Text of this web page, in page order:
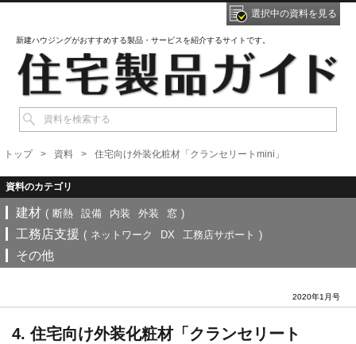
新建ハウジングがおすすめする製品・サービスを紹介するサイトです。
選択中の資料を見る
トップ 資料 住宅向け外装化粧材「クランセリートmini」
建材 ( 断熱 設備 内装 外装 窓 )
工務店支援 ( ネットワーク DX 工務店サポート )
その他
2020年1月号
4. 住宅向け外装化粧材「クランセリート